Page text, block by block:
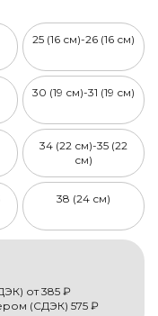
25 (16 см)-26 (16 см)
30 (19 см)-31 (19 см)
34 (22 см)-35 (22
см)
38 (24 см)
от385 ₽
(СДЭК) 575 ₽